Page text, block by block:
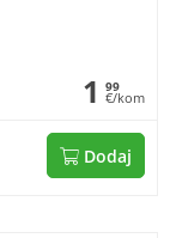
1 99
€/kom
Dodaj